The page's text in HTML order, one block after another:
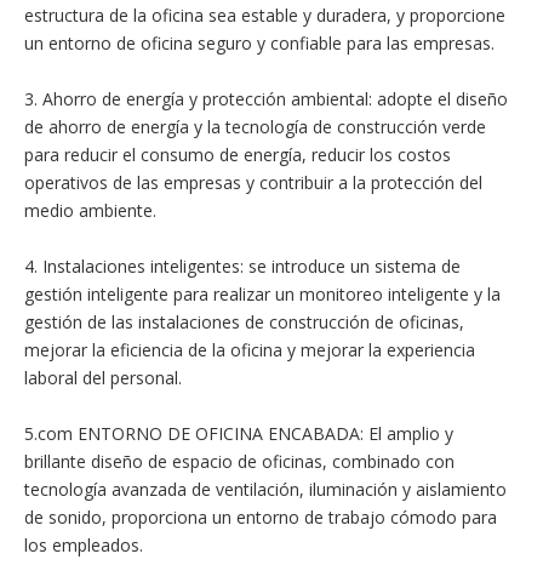
estructura de la oficina sea estable y duradera, y proporcione
un entorno de oficina seguro y confiable para las empresas.
3. Ahorro de energía y protección ambiental: adopte el diseño
de ahorro de energía y la tecnología de construcción verde
para reducir el consumo de energía, reducir los costos
operativos de las empresas y contribuir a la protección del
medio ambiente.
4. Instalaciones inteligentes: se introduce un sistema de
gestión inteligente para realizar un monitoreo inteligente y la
gestión de las instalaciones de construcción de oficinas,
mejorar la eficiencia de la oficina y mejorar la experiencia
laboral del personal.
5.com ENTORNO DE OFICINA ENCABADA: El amplio y
brillante diseño de espacio de oficinas, combinado con
tecnología avanzada de ventilación, iluminación y aislamiento
de sonido, proporciona un entorno de trabajo cómodo para
los empleados.